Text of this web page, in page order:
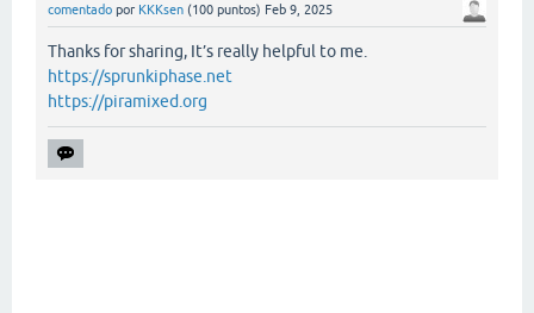
comentado por KKKsen (100 puntos) Feb 9, 2025
Thanks for sharing, It’s really helpful to me.
https://sprunkiphase.net
https://piramixed.org